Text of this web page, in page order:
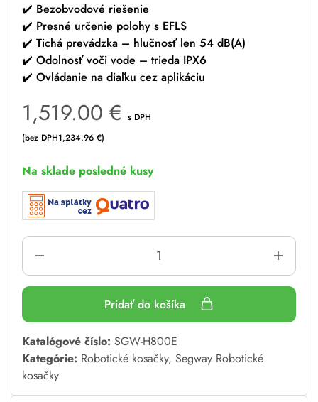
✔️ Bezobvodové riešenie
✔️ Presné určenie polohy s EFLS
✔️ Tichá prevádzka – hlučnosť len 54 dB(A)
✔️ Odolnosť voči vode – trieda IPX6
✔️ Ovládanie na diaľku cez aplikáciu
1,519.00 € s DPH
(bez DPH1,234.96 €)
Na sklade posledné kusy
Pridať do košíka
A
l
t
e
Katalógové číslo: SGW-H800E
Kategórie: Robotické kosačky, Segway Robotické
kosačky